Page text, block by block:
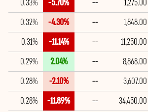
1,275.00
--
-5.70%
0.33%
1,848.00
--
-4.30%
0.32%
11,250.00
--
-11.14%
0.31%
8,868.00
--
2.04%
0.29%
3,607.00
--
-2.10%
0.28%
34,450.00
--
-11.89%
0.28%